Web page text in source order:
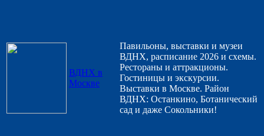
ВДНХ в
Москве
Павильоны, выставки и музеи
ВДНХ, расписание 2026 и схемы.
Рестораны и аттракционы.
Гостиницы и экскурсии.
Выставки в Москве. Район
ВДНХ: Останкино, Ботанический
сад и даже Сокольники!